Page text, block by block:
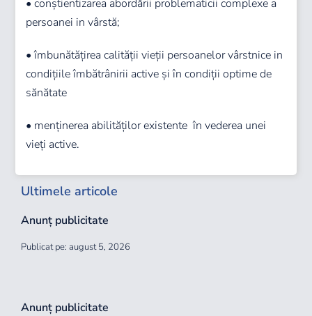
• conștientizarea abordării problematicii complexe a
persoanei in vârstă;
• îmbunătățirea calității vieții persoanelor vârstnice in
condițiile îmbătrânirii active și în condiții optime de
sănătate
• menținerea abilităților existente în vederea unei
vieți active.
Ultimele articole
Anunț publicitate
Publicat pe: august 5, 2026
Anunț publicitate